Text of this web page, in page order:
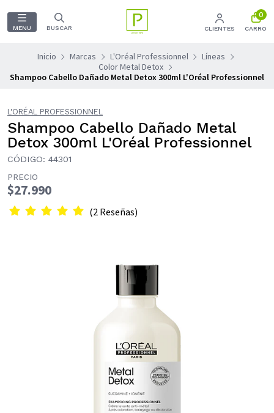
MENU BUSCAR CLIENTES
0
CARRO
Inicio Marcas L'Oréal Professionnel
Líneas
Color Metal Detox
Shampoo Cabello Dañado Metal Detox 300ml L'Oréal Professionnel
L'ORÉAL PROFESSIONNEL
Shampoo Cabello Dañado Metal
Detox 300ml L'Oréal Professionnel
CÓDIGO: 44301
PRECIO
$27.990
(2 Reseñas)